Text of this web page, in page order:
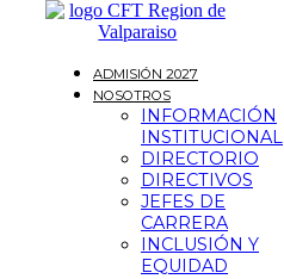
ADMISIÓN 2027
NOSOTROS
INFORMACIÓN
INSTITUCIONAL
DIRECTORIO
DIRECTIVOS
JEFES DE
CARRERA
INCLUSIÓN Y
EQUIDAD